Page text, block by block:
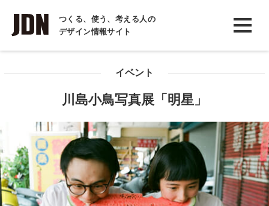
つくる、使う、考える人の
デザイン情報サイト
INTERVIEW
インタビュー
コラム
イベント
川島小鳥写真展「明星」